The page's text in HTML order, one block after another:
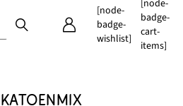
[node-
badge-
wishlist]
[node-
badge-
cart-
items]